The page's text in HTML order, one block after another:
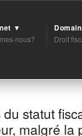
▼
nous? Droit
statut
malgré